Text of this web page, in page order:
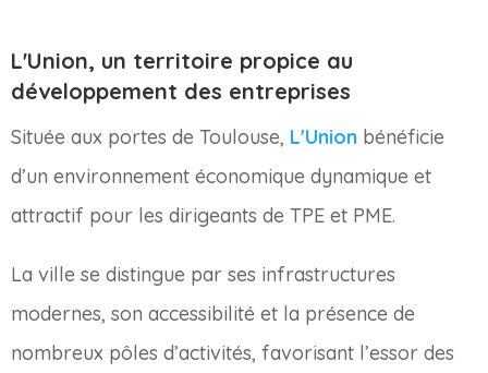
L'Union, un territoire propice au
développement des entreprises
Située aux portes de Toulouse, L'Union bénéficie
d’un environnement économique dynamique et
attractif pour les dirigeants de TPE et PME.
La ville se distingue par ses infrastructures
modernes, son accessibilité et la présence de
nombreux pôles d’activités, favorisant l’essor des